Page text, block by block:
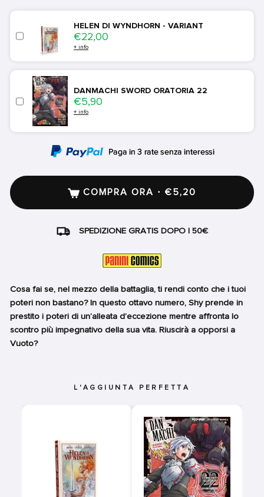
HELEN DI WYNDHORN - VARIANT
Price
€22,00
+ info
DANMACHI SWORD ORATORIA 22
Price
€5,90
+ info
COMPRA ORA · €5,20
SPEDIZIONE GRATIS DOPO I 50€
Cosa fai se, nel mezzo della battaglia, ti rendi conto che i tuoi
poteri non bastano? In questo ottavo numero, Shy prende in
prestito i poteri di un’alleata d’eccezione mentre affronta lo
scontro più impegnativo della sua vita. Riuscirà a opporsi a
Vuoto?
L'AGGIUNTA PERFETTA